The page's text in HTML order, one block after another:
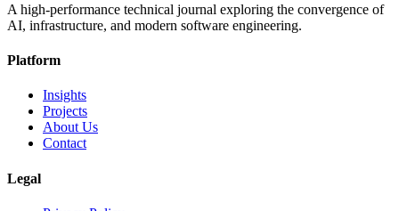
A high-performance technical journal exploring the convergence of
AI, infrastructure, and modern software engineering.
Platform
Insights
Projects
About Us
Contact
Legal